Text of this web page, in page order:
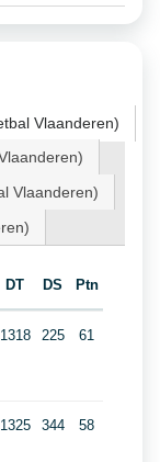
Vlaanderen)
Vlaanderen)
DT DS Ptn
1318 225 61
1325 344 58